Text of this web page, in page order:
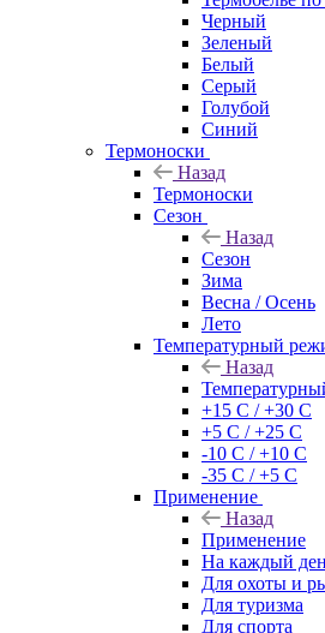
Черный
Зеленый
Белый
Серый
Голубой
Синий
Термоноски
Назад
Термоноски
Сезон
Назад
Сезон
Зима
Весна / Осень
Лето
Температурный
Назад
+15 С / +30 С
+5 С / +25 С
-10 С / +10 С
-35 С / +5 С
Применение
Назад
Применение
На каждый
Для охоты и
Для туризма
Для спорта